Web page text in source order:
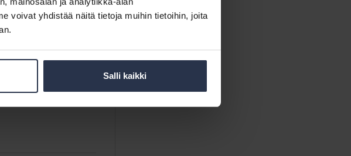
voivat yhdistää näitä tietoja muihin tietoihin, joita
Salli kaikki
koko
ovat laatineet ja
4-sivuinen